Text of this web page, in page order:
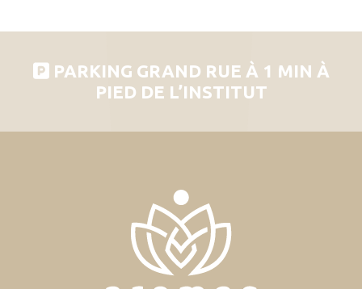
PARKING GRAND RUE À 1 MIN À
PIED DE L’INSTITUT